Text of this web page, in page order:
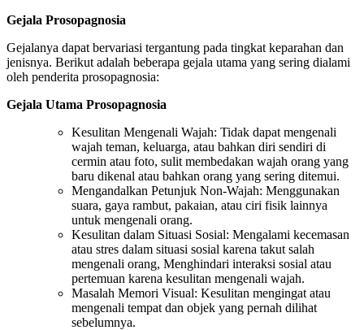
Gejala Prosopagnosia
Gejalanya dapat bervariasi tergantung pada tingkat keparahan dan
jenisnya. Berikut adalah beberapa gejala utama yang sering dialami
oleh penderita prosopagnosia:
Gejala Utama Prosopagnosia
Kesulitan Mengenali Wajah: Tidak dapat mengenali
wajah teman, keluarga, atau bahkan diri sendiri di
cermin atau foto, sulit membedakan wajah orang yang
baru dikenal atau bahkan orang yang sering ditemui.
Mengandalkan Petunjuk Non-Wajah: Menggunakan
suara, gaya rambut, pakaian, atau ciri fisik lainnya
untuk mengenali orang.
Kesulitan dalam Situasi Sosial: Mengalami kecemasan
atau stres dalam situasi sosial karena takut salah
mengenali orang, Menghindari interaksi sosial atau
pertemuan karena kesulitan mengenali wajah.
Masalah Memori Visual: Kesulitan mengingat atau
mengenali tempat dan objek yang pernah dilihat
sebelumnya.